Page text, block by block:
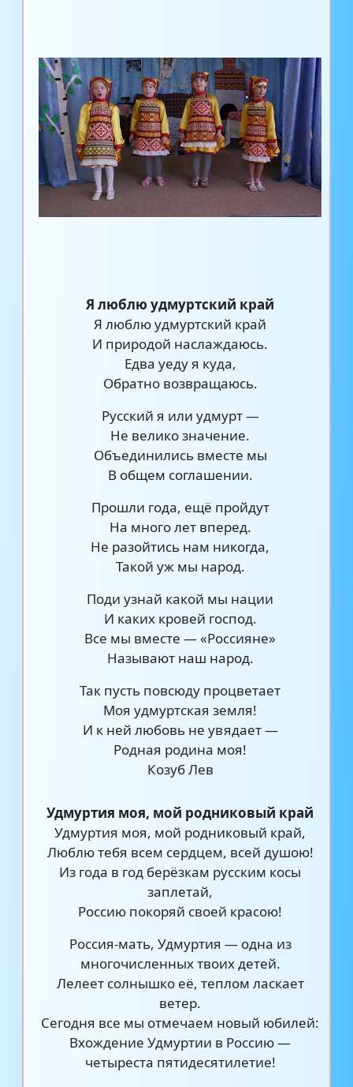
Я люблю удмуртский край
Я люблю удмуртский край
И природой наслаждаюсь.
Едва уеду я куда,
Обратно возвращаюсь.
Русский я или удмурт —
Не велико значение.
Объединились вместе мы
В общем соглашении.
Прошли года, ещё пройдут
На много лет вперед.
Не разойтись нам никогда,
Такой уж мы народ.
Поди узнай какой мы нации
И каких кровей господ.
Все мы вместе — «Россияне»
Называют наш народ.
Так пусть повсюду процветает
Моя удмуртская земля!
И к ней любовь не увядает —
Родная родина моя!
Козуб Лев
Удмуртия моя, мой родниковый край
Удмуртия моя, мой родниковый край,
Люблю тебя всем сердцем, всей душою!
Из года в год берёзкам русским косы
заплетай,
Россию покоряй своей красою!
Россия-мать, Удмуртия — одна из
многочисленных твоих детей.
Лелеет солнышко её, теплом ласкает
ветер.
Сегодня все мы отмечаем новый юбилей:
Вхождение Удмуртии в Россию —
четыреста пятидесятилетие!